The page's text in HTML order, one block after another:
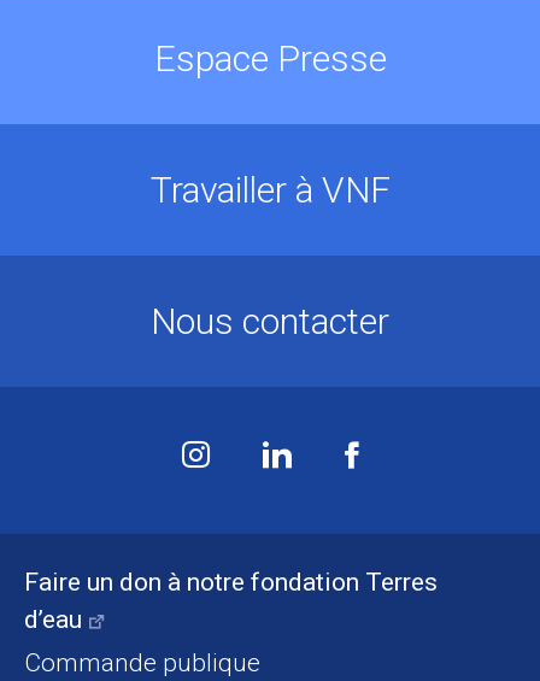
Faire un don à notre fondation Terres
d’eau
Commande publique
Espace Presse
Travailler à VNF
Nous contacter